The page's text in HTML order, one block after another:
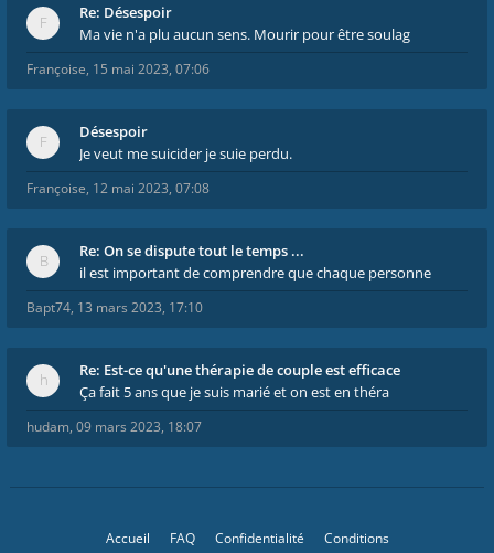
Re: Désespoir
Ma vie n'a plu aucun sens. Mourir pour être soulag
Françoise, 15 mai 2023, 07:06
Désespoir
Je veut me suicider je suie perdu.
Françoise, 12 mai 2023, 07:08
Re: On se dispute tout le temps ...
il est important de comprendre que chaque personne
Bapt74, 13 mars 2023, 17:10
Re: Est-ce qu'une thérapie de couple est efficace
Ça fait 5 ans que je suis marié et on est en théra
hudam, 09 mars 2023, 18:07
Accueil FAQ Confidentialité Conditions